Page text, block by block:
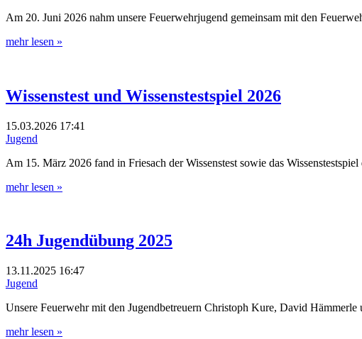
Am 20. Juni 2026 nahm unsere Feuerwehrjugend gemeinsam mit den
mehr lesen »
Wissenstest und Wissenstestspiel 2026
15.03.2026 17:41
Jugend
Am 15. März 2026 fand in Friesach der Wissenstest sowie das
mehr lesen »
24h Jugendübung 2025
13.11.2025 16:47
Jugend
Unsere Feuerwehr mit den Jugendbetreuern Christoph Kure, David
mehr lesen »